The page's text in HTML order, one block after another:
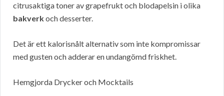
citrusaktiga toner av grapefrukt och blodapelsin i olika
bakverkoch desserter.
Det är ett kalorisnålt alternativ som inte kompromissar
med gusten och adderar en undangömd friskhet.
Hemgjorda Drycker och Mocktails